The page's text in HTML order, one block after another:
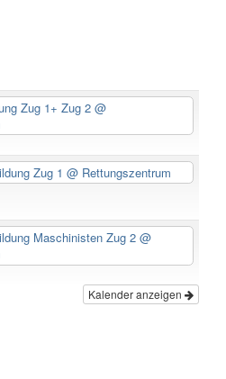
Zug 1+ Zug 2 @
Zug 1 @ Rettungszentrum
Maschinisten Zug 2 @
Kalender anzeigen